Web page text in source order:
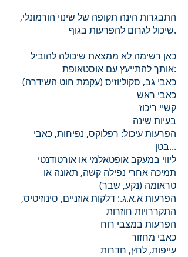
התבגרות הינה תקופה של שינוי הורמונלי,
שיכול לגרום להפרעות בגוף.
כאן רשימה לא ממצאת שיכולה להוביל
אותך להתייעץ עם אוסטאופת:
כאבי גב, סקוליוזיס (עקמת חוט השידרה)
כאבי ראש
קשיי ריכוז
בעיות שינה
הפרעות עיכול: רפלוקס, נפיחות, כאבי
בטן...
ליווי במעקב אופטאלמי או אורטודנטי
תמיכה אחרי נפילה קשה, תאונה או
טראומה (נקע, שבר)
הפרעות א.א.ג.: דלקות אוזניים, סינוזיטיס,
התקררויות חוזרות
הפרעות במצבי רוח
כאבי מחזור
עייפות, לחץ, חדרות